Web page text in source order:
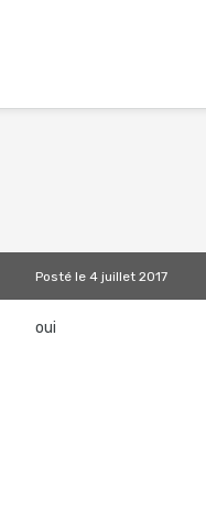
Postéle 4 juillet 2017
oui